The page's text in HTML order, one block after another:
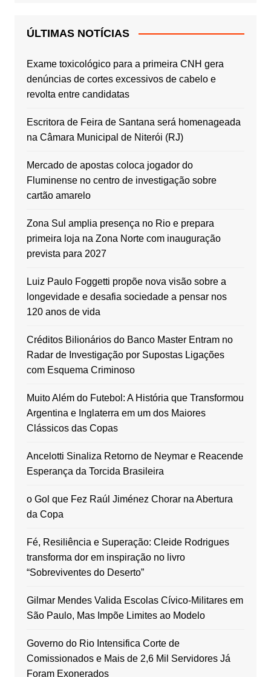
ÚLTIMAS NOTÍCIAS
Exame toxicológico para a primeira CNH gera
denúncias de cortes excessivos de cabelo e
revolta entre candidatas
Escritora de Feira de Santana será homenageada
na Câmara Municipal de Niterói (RJ)
Mercado de apostas coloca jogador do
Fluminense no centro de investigação sobre
cartão amarelo
Zona Sul amplia presença no Rio e prepara
primeira loja na Zona Norte com inauguração
prevista para 2027
Luiz Paulo Foggetti propõe nova visão sobre a
longevidade e desafia sociedade a pensar nos
120 anos de vida
Créditos Bilionários do Banco Master Entram no
Radar de Investigação por Supostas Ligações
com Esquema Criminoso
Muito Além do Futebol: A História que Transformou
Argentina e Inglaterra em um dos Maiores
Clássicos das Copas
Ancelotti Sinaliza Retorno de Neymar e Reacende
Esperança da Torcida Brasileira
o Gol que Fez Raúl Jiménez Chorar na Abertura
da Copa
Fé, Resiliência e Superação: Cleide Rodrigues
transforma dor em inspiração no livro
“Sobreviventes do Deserto”
Gilmar Mendes Valida Escolas Cívico-Militares em
São Paulo, Mas Impõe Limites ao Modelo
Governo do Rio Intensifica Corte de
Comissionados e Mais de 2,6 Mil Servidores Já
Foram Exonerados